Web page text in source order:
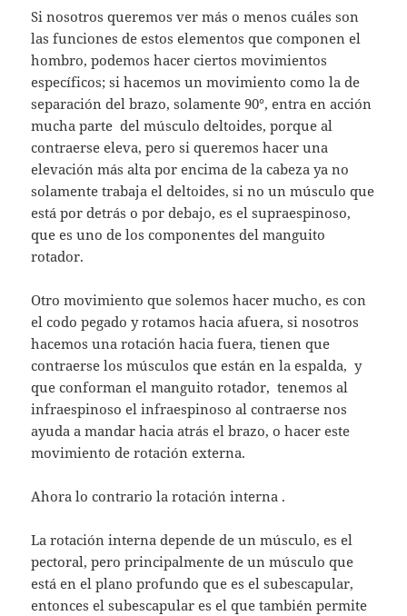
Si nosotros queremos ver más o menos cuáles son
las funciones de estos elementos que componen el
hombro, podemos hacer ciertos movimientos
específicos; si hacemos un movimiento como la de
separación del brazo, solamente 90°, entra en acción
mucha parte del músculo deltoides, porque al
contraerse eleva, pero si queremos hacer una
elevación más alta por encima de la cabeza ya no
solamente trabaja el deltoides, si no un músculo que
está por detrás o por debajo, es el supraespinoso,
que es uno de los componentes del manguito
rotador.
Otro movimiento que solemos hacer mucho, es con
el codo pegado y rotamos hacia afuera, si nosotros
hacemos una rotación hacia fuera, tienen que
contraerse los músculos que están en la espalda, y
que conforman el manguito rotador, tenemos al
infraespinoso el infraespinoso al contraerse nos
ayuda a mandar hacia atrás el brazo, o hacer este
movimiento de rotación externa.
Ahora lo contrario la rotación interna .
La rotación interna depende de un músculo, es el
pectoral, pero principalmente de un músculo que
está en el plano profundo que es el subescapular,
entonces el subescapular es el que también permite